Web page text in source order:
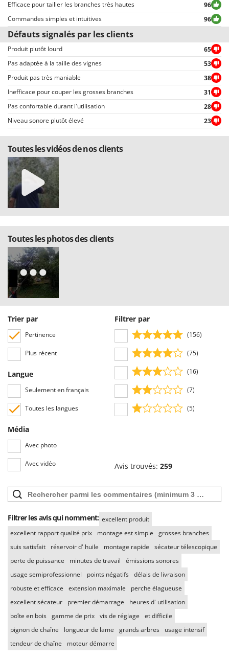
Troy-Bilt
U
Udor
Unger
V
Verdemax
Vesco
Volpi
W
Weber
WIDU
Wiper EcoRobot
Wolf Garten
Wortex
Worx
Y Yard Force
Z
Zanon
Zephir
ZGrills
Zodiac
Zomax
choisir entre avis positifs et négatifs.
Efficace pour tailler les branches très hautes
96
Commandes simples et intuitives
96
Défauts signalés par les clients
Produit plutôt lourd
65
Pas adaptée à la taille des vignes
53
Produit pas très maniable
38
Inefficace pour couper les grosses branches
31
Pas confortable durant l'utilisation
28
Niveau sonore plutôt élevé
23
Toutes les vidéos de nos clients
Toutes les photos des clients
Trier par
Pertinence
Plus récent
Langue
Seulement en français
Toutes les langues
Média
Avec photo
Avec vidéo
Filtrer par
(156)
(75)
(16)
(7)
(5)
Avis trouvés: 259
Filtrer les avis qui nomment: excellent produit
excellent rapport qualité prix
montage est simple
grosses branches
suis satisfait
réservoir d' huile montage rapide
sécateur télescopique
perte de puissance
minutes de travail
émissions sonores
usage semiprofessionnel
points négatifs délais de livraison
robuste et efficace
extension maximale
perche élagueuse
excellent sécateur
premier démarrage
heures d' utilisation
boîte en bois gamme de prix vis de réglage
et difficile
pignon de chaîne
longueur de lame grands arbres
usage intensif
tendeur de chaîne
moteur démarre